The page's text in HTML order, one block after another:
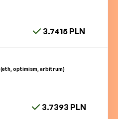
3.7415 PLN
(eth, optimism, arbitrum)
3.7393 PLN